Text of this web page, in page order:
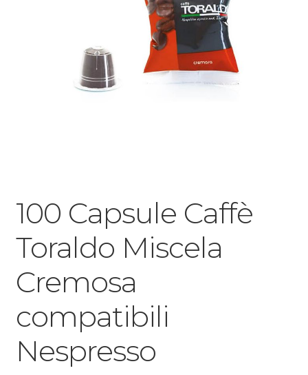
100 Capsule Caffè
Toraldo Miscela
Cremosa
compatibili
Nespresso